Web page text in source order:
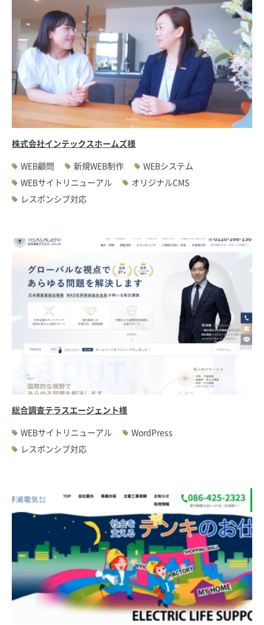
株式会社インテックスホームズ様
WEB顧問
新規WEB制作
WEBシステム
WEBサイトリニューアル
オリジナルCMS
レスポンシブ対応
総合調査テラスエージェント様
WEBサイトリニューアル
WordPress
レスポンシブ対応